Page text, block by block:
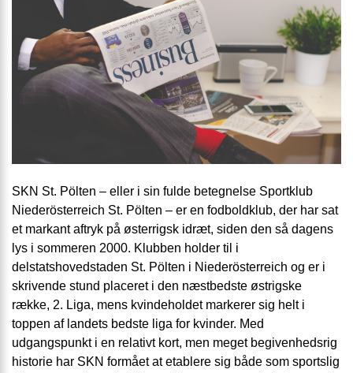
SKN St. Pölten – eller i sin fulde betegnelse Sportklub
Niederösterreich St. Pölten – er en fodboldklub, der har sat
et markant aftryk på østerrigsk idræt, siden den så dagens
lys i sommeren 2000. Klubben holder til i
delstatshovedstaden St. Pölten i Niederösterreich og er i
skrivende stund placeret i den næstbedste østrigske
række, 2. Liga, mens kvindeholdet markerer sig helt i
toppen af landets bedste liga for kvinder. Med
udgangspunkt i en relativt kort, men meget begivenhedsrig
historie har SKN formået at etablere sig både som sportslig